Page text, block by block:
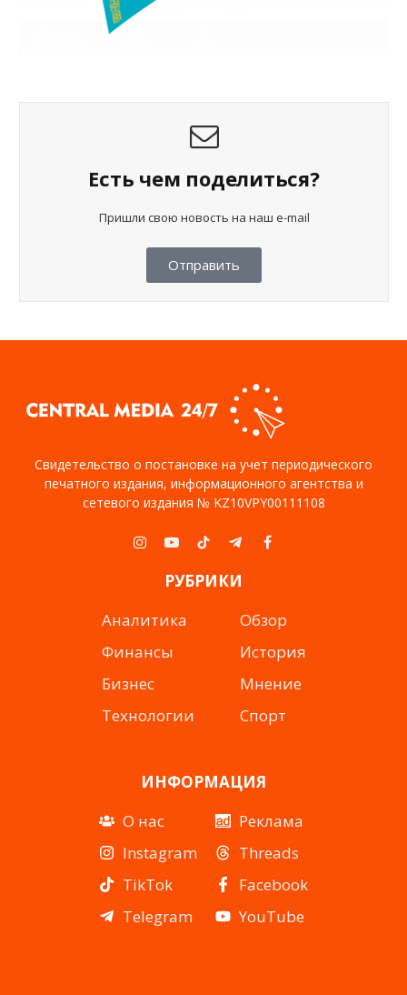
Есть чем поделиться?
Пришли свою новость на наш e-mail
Отправить
Свидетельство о постановке на учет периодического
печатного издания, информационного агентства и
сетевого издания № KZ10VPY00111108
Instagram
YouTubeTikTokTelegramFacebook
РУБРИКИ
Аналитика
Финансы
Бизнес
Технологии
Обзор
История
Мнение
Спорт
ИНФОРМАЦИЯ
О нас
Instagram
TikTok
Telegram
Реклама
Threads
Facebook
YouTube